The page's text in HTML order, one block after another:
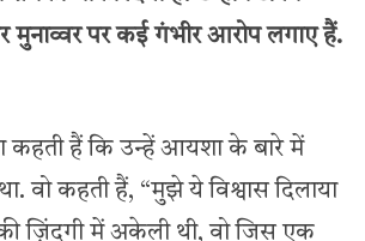
मुनाव्वर पर कई गंभीर आरोप लगाए हैं.
कहती हैं कि उन्हें आयशा के बारे में
वो कहती हैं, “मुझे ये विश्वास दिलाया
ज़िंदगी में अकेली थी, वो जिस एक